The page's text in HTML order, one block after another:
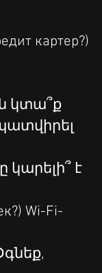
картер?)
կտա՞ք
պատվիրել
կարելի՞ է
Wi-Fi-